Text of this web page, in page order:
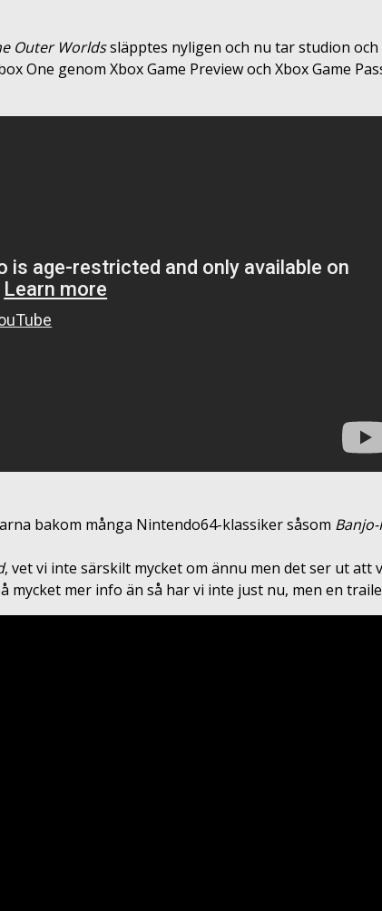
Outer Worldssläpptes nyligen och nu tar studion
One genom Xbox Game Preview och Xbox Game
bakom många Nintendo64-klassiker såsom
, vet vi inte särskilt mycket om ännu men det ser ut
mycket mer info än så har vi inte just nu, men en